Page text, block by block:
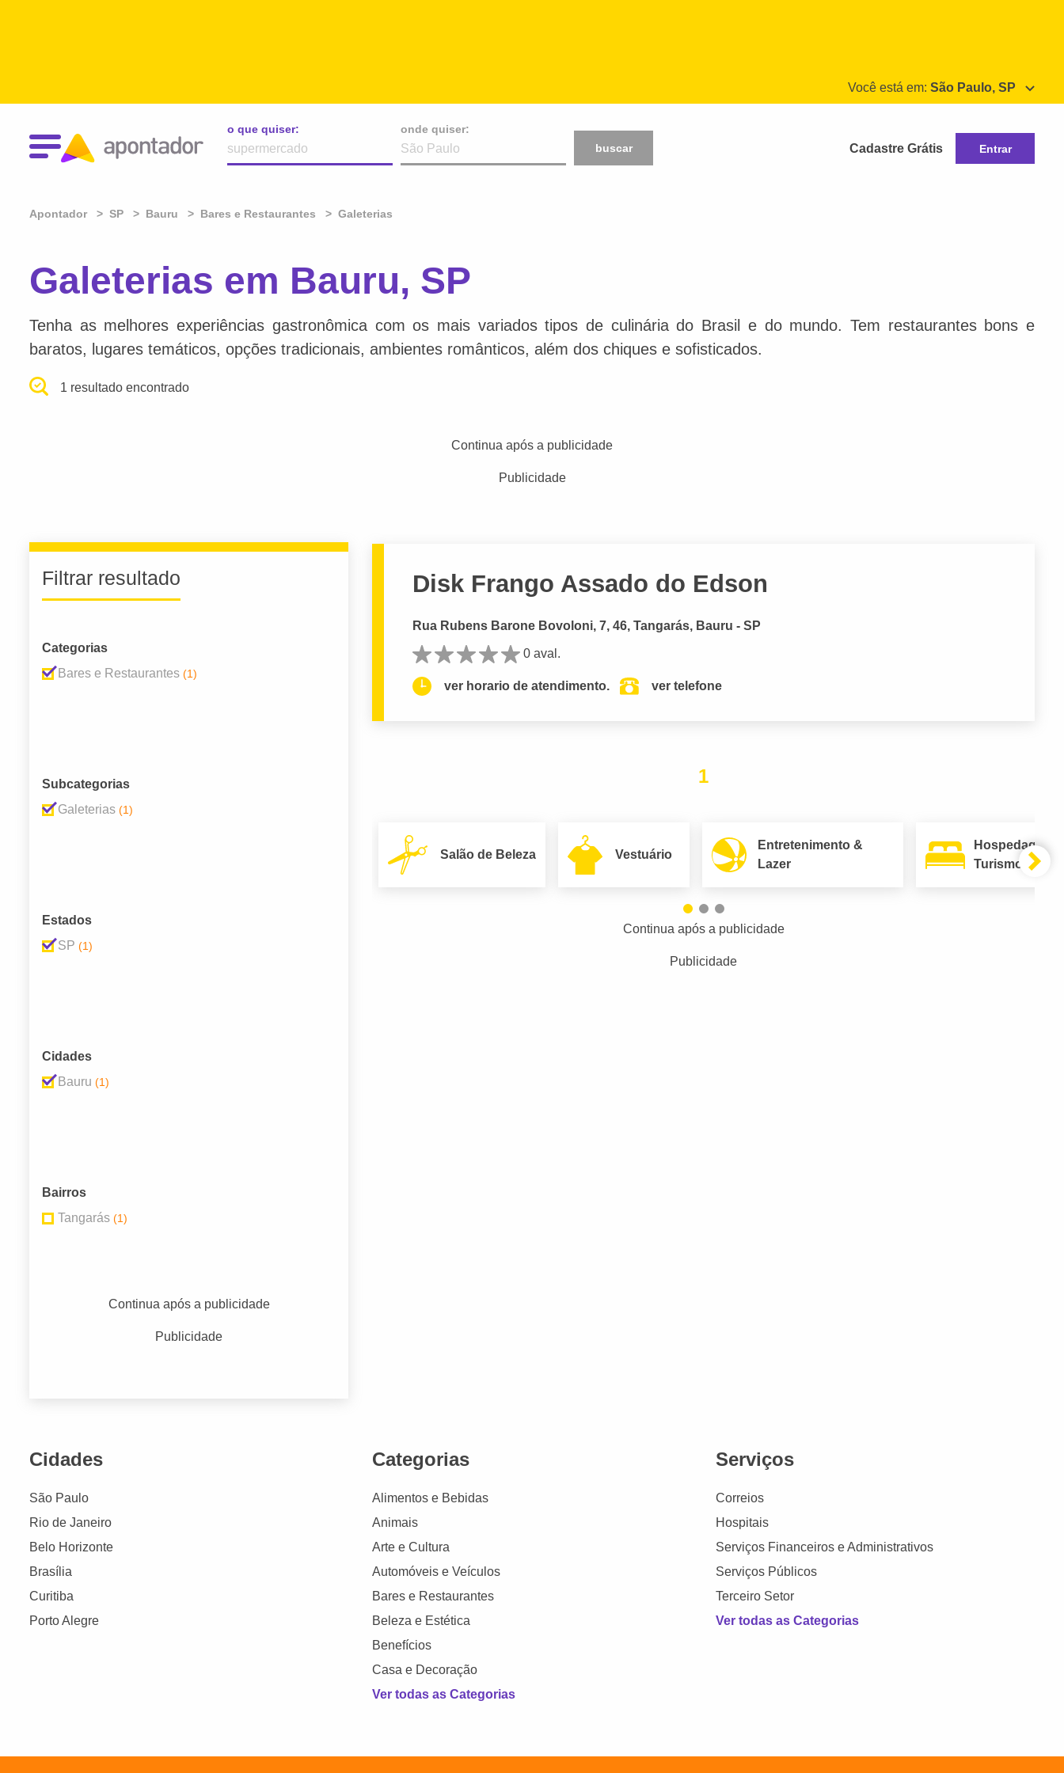
Você está em: São Paulo, SP
o que quiser:
onde quiser:
buscar
Cadastre Grátis Entrar
Apontador SP Bauru Bares e Restaurantes Galeterias
Galeterias em Bauru, SP
Tenha as melhores experiências gastronômica com os mais variados tipos de culinária do Brasil e do mundo. Tem restaurantes bons e
baratos, lugares temáticos, opções tradicionais, ambientes românticos, além dos chiques e sofisticados.
1 resultado encontrado
Continua após a publicidade
Publicidade
Filtrar resultado
Categorias
Bares e Restaurantes (1)
Subcategorias
Galeterias (1)
Estados
SP (1)
Cidades
Bauru (1)
Bairros
Tangarás (1)
Continua após a publicidade
Publicidade
Disk Frango Assado do Edson
Rua Rubens Barone Bovoloni, 7, 46, Tangarás, Bauru - SP
0 aval.
ver horario de atendimento. ver telefone
1
Salão de Beleza Vestuário
Entretenimento &
Lazer
Hospedagem
Turismo
Continua após a publicidade
Publicidade
Cidades
São Paulo
Rio de Janeiro
Belo Horizonte
Brasília
Curitiba
Porto Alegre
Categorias
Alimentos e Bebidas
Animais
Arte e Cultura
Automóveis e Veículos
Bares e Restaurantes
Beleza e Estética
Benefícios
Casa e Decoração
Ver todas as Categorias
Serviços
Correios
Hospitais
Serviços Financeiros e Administrativos
Serviços Públicos
Terceiro Setor
Ver todas as Categorias